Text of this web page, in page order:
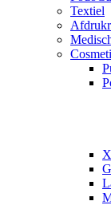
Textiel